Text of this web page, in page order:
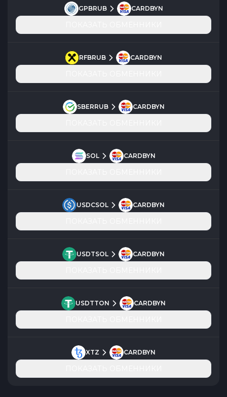
GPBRUB CARDBYN
RFBRUB CARDBYN
SBERRUB CARDBYN
SOL CARDBYN
USDCSOL CARDBYN
USDTSOL CARDBYN
USDTTON CARDBYN
XTZ CARDBYN